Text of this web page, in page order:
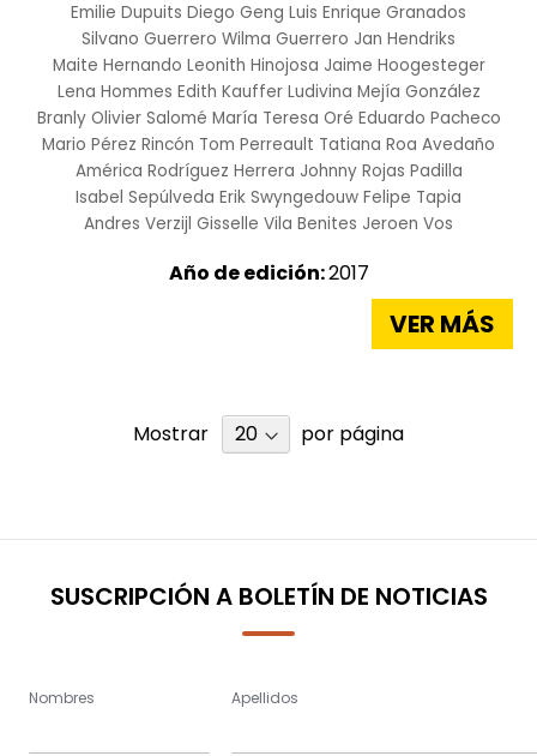
Emilie Dupuits Diego Geng Luis Enrique Granados
Silvano Guerrero Wilma Guerrero Jan Hendriks
Maite Hernando Leonith Hinojosa Jaime Hoogesteger
Lena Hommes Edith Kauffer Ludivina Mejía González
Branly Olivier Salomé María Teresa Oré Eduardo Pacheco
Mario Pérez Rincón Tom Perreault Tatiana Roa Avedaño
América Rodríguez Herrera Johnny Rojas Padilla
Isabel Sepúlveda Erik Swyngedouw Felipe Tapia
Andres Verzijl Gisselle Vila Benites Jeroen Vos
Año de edición:2017
VER MÁS
Mostrar por página
SUSCRIPCIÓN A BOLETÍN DE NOTICIAS
Nombres Apellidos